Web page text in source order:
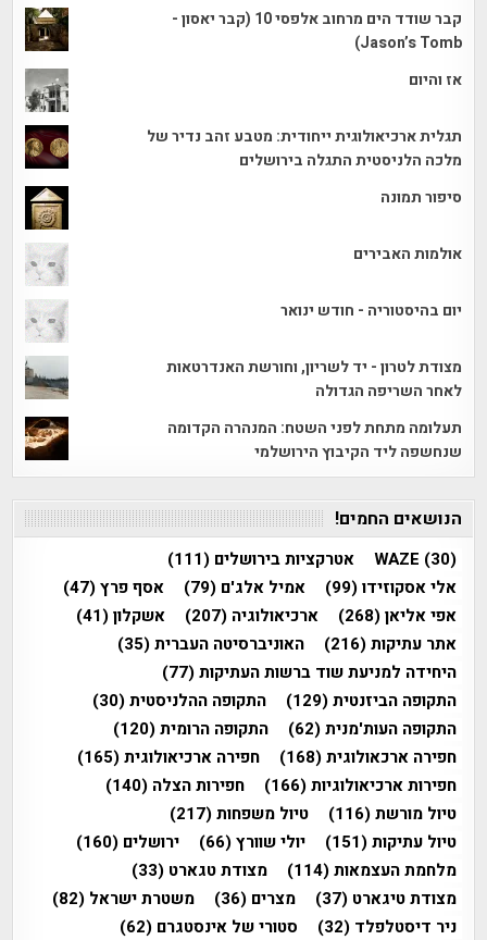
קבר שודד הים מרחוב אלפסי 10 (קבר יאסון -
Jason’s Tomb)
אז והיום
תגלית ארכיאולוגית ייחודית: מטבע זהב נדיר של
מלכה הלניסטית התגלה בירושלים
סיפור תמונה
אולמות האבירים
יום בהיסטוריה - חודש ינואר
מצודת לטרון - יד לשריון, וחורשת האנדרטאות
לאחר השריפה הגדולה
תעלומה מתחת לפני השטח: המנהרה הקדומה
שנחשפה ליד הקיבוץ הירושלמי
הנושאים החמים!
WAZE (30) אטרקציות בירושלים (111)
אלי אסקוזידו(99) אמיל אלג'ם (79) אסף פרץ(47)
אפי אליאן(268) ארכיאולוגיה (207) אשקלון(41)
אתר עתיקות(216) האוניברסיטה העברית(35)
היחידה למניעת שוד ברשות העתיקות(77)
התקופה הביזנטית(129) התקופה ההלניסטית(30)
התקופה העות'מנית(62) התקופה הרומית(120)
חפירה ארכאולוגית(168) חפירה ארכיאולוגית(165)
חפירות ארכיאולוגיות(166) חפירות הצלה (140)
טיול מורשת(116) טיול משפחות(217)
טיול עתיקות(151) יולי שוורץ(66) ירושלים (160)
מלחמת העצמאות(114) מצודת טגארט (33)
מצודת טיגארט (37) מצרים (36) משטרת ישראל (82)
ניר דיסטלפלד (32) סטורי של אינסטגרם (62)